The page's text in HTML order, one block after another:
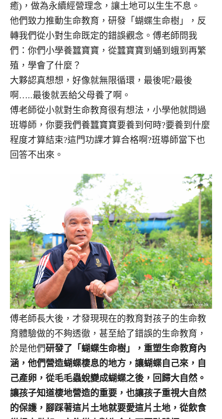
癒)，做為永續經營理念，讓土地可以生生不息。
他們致力推動生命教育，研發「蝴蝶生命樹」，反
轉我們從小對生命既定的錯誤觀念。傅老師問我
們：你們小學養蠶寶寶，從蠶寶寶到蛹到蛾到再繁
殖，學會了什麼？
大夥認真想想，好像就無限循環，最後呢?最後
啊…..最後就丟給父母養了啊。
傅老師從小就對生命教育很有想法，小學他就問過
班導師，你要我們養蠶寶寶要養到何時?要養到什麼
程度才算結束?這門功課才算合格啊?班導師當下也
回答不出來。
傅老師長大後，才發現現在的教育對孩子的生命教
育體驗做的不夠透徹，甚至給了錯誤的生命教育，
於是他們研發了「蝴蝶生命樹」，重塑生命教育內
涵，他們營造蝴蝶棲息的地方，讓蝴蝶自己來，自
己產卵，從毛毛蟲蛻變成蝴蝶之後，回歸大自然。
讓孩子知道棲地營造的重要，也讓孩子重視大自然
的保護，腳踩著這片土地就要愛這片土地，從飲食